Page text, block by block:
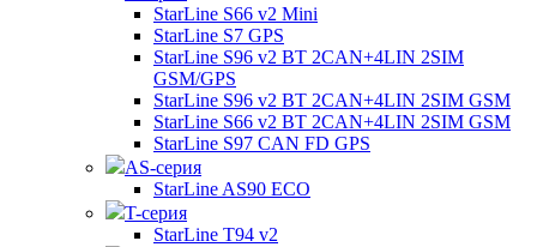
StarLine S66 v2 Mini
StarLine S7 GPS
StarLine S96 v2 BT 2CAN+4LIN 2SIM
GSM/GPS
StarLine S96 v2 BT 2CAN+4LIN 2SIM GSM
StarLine S66 v2 BT 2CAN+4LIN 2SIM GSM
StarLine S97 CAN FD GPS
AS-серия
StarLine AS90 ECO
T-серия
StarLine T94 v2